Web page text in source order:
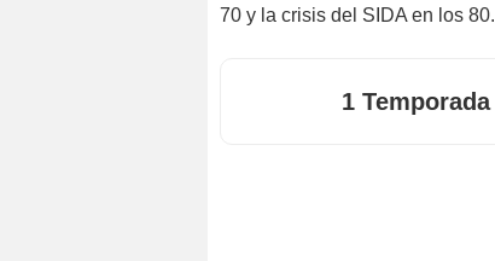
70 y la crisis del SIDA en los 80.
1 Temporada